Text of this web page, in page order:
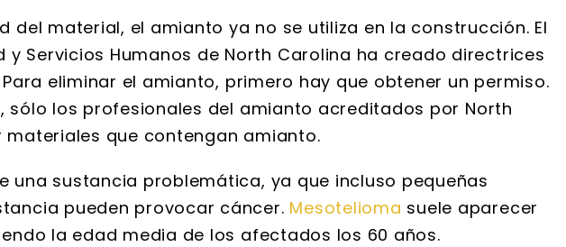
del material, el amianto ya no se utiliza en la construcción. El
y Servicios Humanos de North Carolina ha creado directrices
eliminar el amianto, primero hay que obtener un permiso.
sólo los profesionales del amianto acreditados por North
que contengan amianto.
una sustancia problemática, ya que incluso pequeñas
pueden provocar cáncer. Mesotelioma suele aparecer
la edad media de los afectados los 60 años.